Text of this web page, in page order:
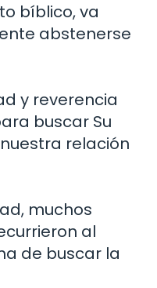
bíblico, va
abstenerse
y reverencia
buscar Su
relación
muchos
al
de buscar la